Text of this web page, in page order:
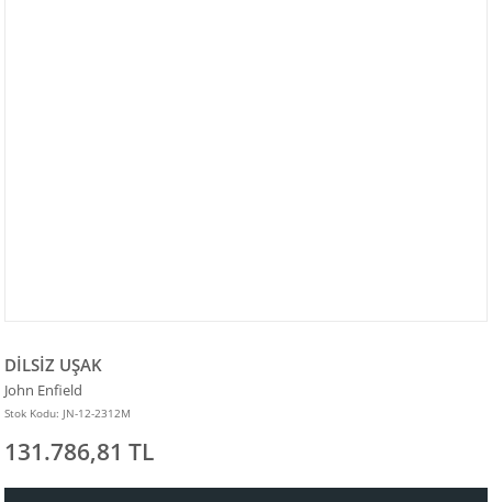
DİLSİZ UŞAK
John Enfield
Stok Kodu: JN-12-2312M
131.786,81 TL